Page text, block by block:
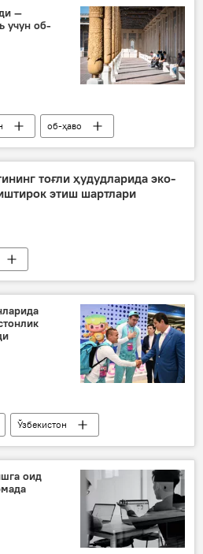
—
учун об-
об-ҳаво
Ўзгидромет
тоғли ҳудудларида эко-
этиш шартлари
Ўзбекистон
ўйинлари
оид